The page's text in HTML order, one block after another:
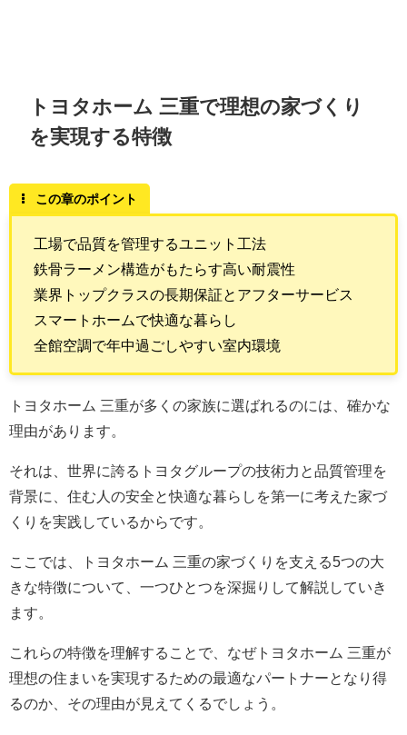
トヨタホーム 三重で理想の家づくり
を実現する特徴
この章のポイント
工場で品質を管理するユニット工法
鉄骨ラーメン構造がもたらす高い耐震性
業界トップクラスの長期保証とアフターサービス
スマートホームで快適な暮らし
全館空調で年中過ごしやすい室内環境
トヨタホーム 三重が多くの家族に選ばれるのには、確かな
理由があります。
それは、世界に誇るトヨタグループの技術力と品質管理を
背景に、住む人の安全と快適な暮らしを第一に考えた家づ
くりを実践しているからです。
ここでは、トヨタホーム 三重の家づくりを支える5つの大
きな特徴について、一つひとつを深掘りして解説していき
ます。
これらの特徴を理解することで、なぜトヨタホーム 三重が
理想の住まいを実現するための最適なパートナーとなり得
るのか、その理由が見えてくるでしょう。